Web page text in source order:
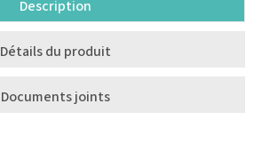
Description
Détails du produit
Documents joints